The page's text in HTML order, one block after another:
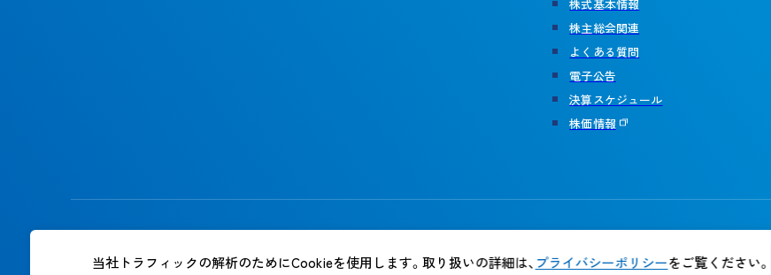
株式基本情報
株主総会関連
よくある質問
電子公告
決算スケジュール
株価情報
当社トラフィックの解析のためにCookieを使用します。取り扱いの詳細は、 プライバシーポリシーをご覧ください。